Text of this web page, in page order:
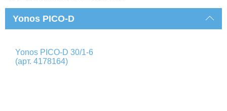
Yonos PICO-D
Yonos PICO-D 30/1-6
(арт. 4178164)